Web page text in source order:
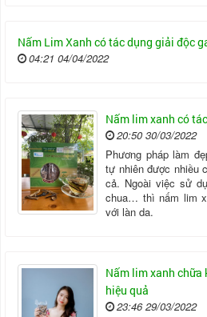
Nấm Lim Xanh có tác dụng giải độc
04:21 04/04/2022
Nấm lim xanh có
20:50 30/03/2022
Phương pháp làm
tự nhiên được nhiều
cả. Ngoài việc sử
chua… thì nấm lim
với làn da.
Nấm lim xanh chữa
hiệu quả
23:46 29/03/2022